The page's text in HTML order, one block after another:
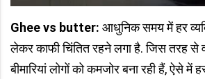
Ghee vs butter: आधुनिक समय में हर
लेकर काफी चिंतित रहने लगा है. जिस तरह से
बीमारियां लोगों को कमजोर बना रही हैं, ऐसे में